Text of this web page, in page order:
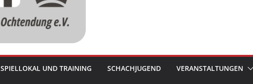
SPIELLOKAL UND TRAINING SCHACHJUGEND VERANSTALTUNGEN